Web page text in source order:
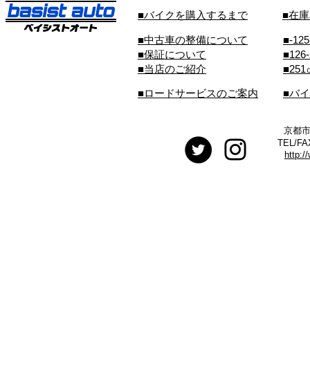
■バイクを購入するまで ■在
■中古車の整備について
■保証について
■当店のご紹介
■-
■251
■ロードサービスのご案内 ■バ
京都
TEL/